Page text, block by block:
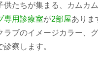
供たちが集まる、カムカム
専用診療室が2部屋ありま
ラブのイメージカラー、
察します。